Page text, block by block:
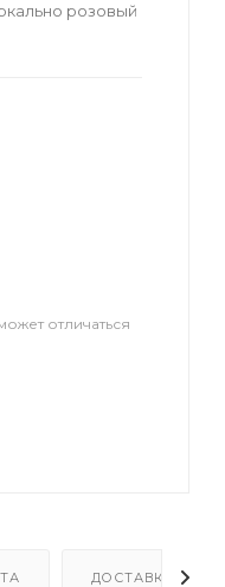
розовый
отличаться
ДОСТАВКА